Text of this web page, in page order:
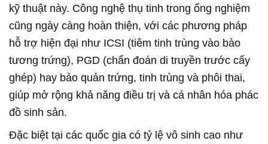
kỹ thuật này. Công nghệ thụ tinh trong ống nghiệm
cũng ngày càng hoàn thiện, với các phương pháp
hỗ trợ hiện đại như ICSI (tiêm tinh trùng vào bào
tương trứng), PGD (chẩn đoán di truyền trước cấy
ghép) hay bảo quản trứng, tinh trùng và phôi thai,
giúp mở rộng khả năng điều trị và cá nhân hóa phác
đồ sinh sản.
Đặc biệt tại các quốc gia có tỷ lệ vô sinh cao như